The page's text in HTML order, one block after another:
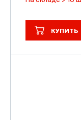
КУПИТЬ